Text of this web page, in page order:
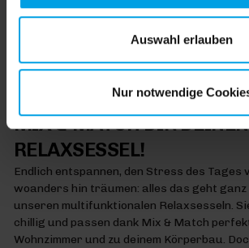
unsereDatenschutzhinweise. Unser
Auswahl erlauben
Nur notwendige
Entdecken
MIX & MATCH DIR
RELAXSESSEL!
Endlich entspannen, den Stress des Tages
woanders hin träumen: alles das geht
unseren multifunktionalen Relaxsesseln.
chillig und passen dank Mix & Match
Wohnzimmer und zu deinem Körperbau.